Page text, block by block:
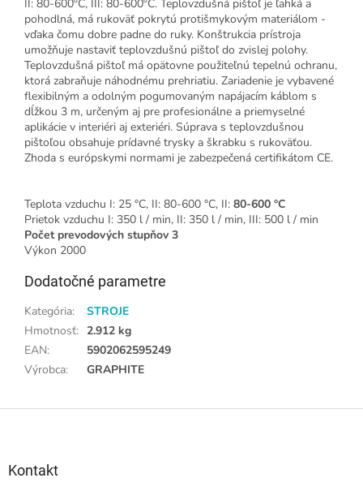
II: 80-600ºC, III: 80-600ºC. Teplovzdušná pištoľ je ľahká a
pohodlná, má rukoväť pokrytú protišmykovým materiálom -
vďaka čomu dobre padne do ruky. Konštrukcia prístroja
umožňuje nastaviť teplovzdušnú pištoľ do zvislej polohy.
Teplovzdušná pištoľ má opätovne použiteľnú tepelnú ochranu,
ktorá zabraňuje náhodnému prehriatiu. Zariadenie je vybavené
flexibilným a odolným pogumovaným napájacím káblom s
dĺžkou 3 m, určeným aj pre profesionálne a priemyselné
aplikácie v interiéri aj exteriéri. Súprava s teplovzdušnou
pištoľou obsahuje prídavné trysky a škrabku s rukoväťou.
Zhoda s európskymi normami je zabezpečená certifikátom CE.
Teplota vzduchu I: 25 °C, II: 80-600 °C, II: 80-600 °C
Prietok vzduchu I: 350 l / min, II: 350 l / min, III: 500 l / min
Počet prevodových stupňov 3
Výkon 2000
Dodatočné parametre
Kategória:
STROJE
Hmotnosť: 2.912 kg
EAN:
5902062595249
Výrobca: GRAPHITE
Kontakt